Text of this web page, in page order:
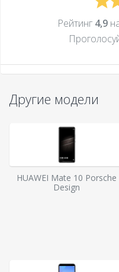
Рейтинг 4,9
Другие модели
HUAWEI Mate 10 Porsche
Design